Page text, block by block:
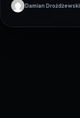
Damian Drożdżewski